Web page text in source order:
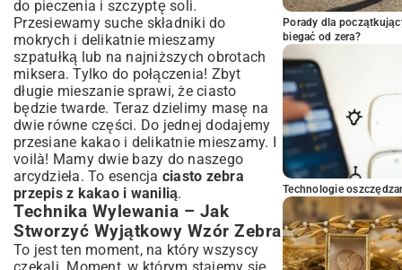
do pieczenia i szczyptę soli.
Przesiewamy suche składniki do
mokrych i delikatnie mieszamy
szpatułką lub na najniższych obrotach
miksera. Tylko do połączenia! Zbyt
długie mieszanie sprawi, że ciasto
będzie twarde. Teraz dzielimy masę na
dwie równe części. Do jednej dodajemy
przesiane kakao i delikatnie mieszamy. I
voilà! Mamy dwie bazy do naszego
arcydzieła. To esencja ciasto zebra
przepis z kakao i wanilią.
Technika Wylewania – Jak
Stworzyć Wyjątkowy Wzór Zebra
To jest ten moment, na który wszyscy
Porady dla
biegać od zera?
Technologie